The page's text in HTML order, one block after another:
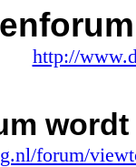
http://
forum/